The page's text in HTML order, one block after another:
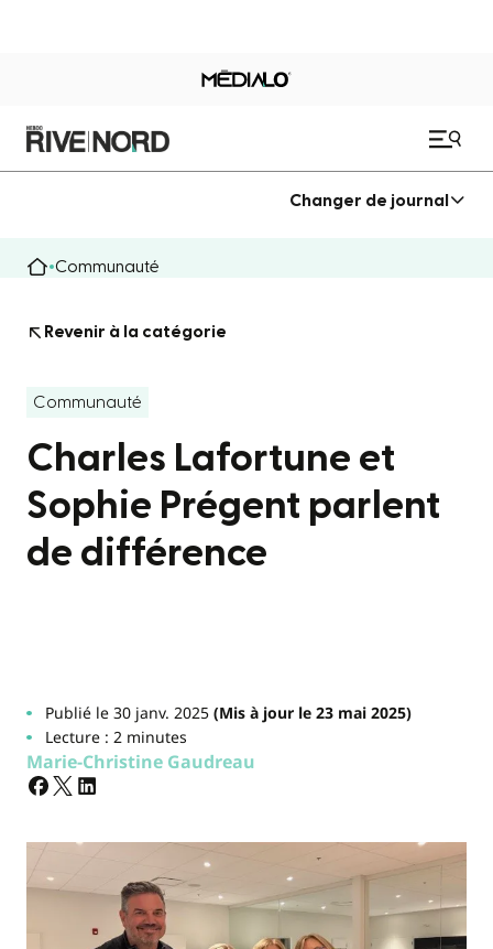
Changer de journal
Communauté
Revenir à la catégorie
Communauté
Charles Lafortune et
Sophie Prégent parlent
de différence
Publié le 30 janv. 2025(Mis à jour le 23 mai 2025)
Lecture : 2 minutes
Marie-Christine Gaudreau